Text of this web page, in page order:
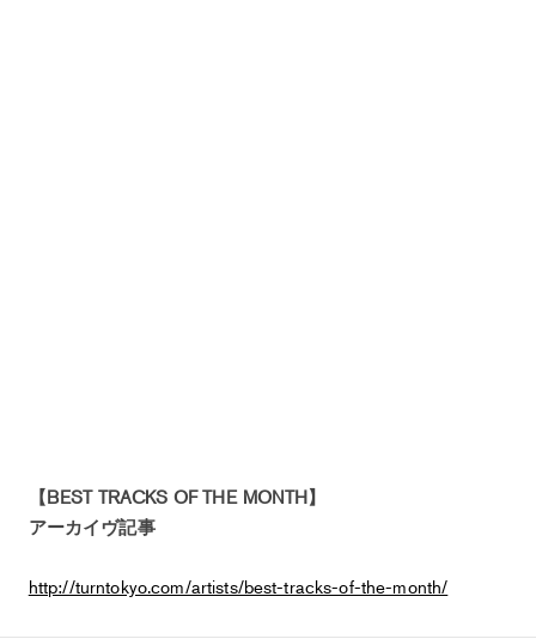
【BEST TRACKS OF THE MONTH】
アーカイヴ記事
http://turntokyo.com/artists/best-tracks-of-the-month/